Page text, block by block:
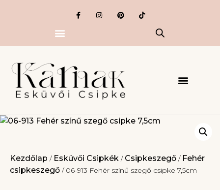
Kezdőlap / Esküvői Csipkék / Csipkeszegő / Fehér
csipkeszegő / 06-913 Fehér színű szegő csipke 7,5cm